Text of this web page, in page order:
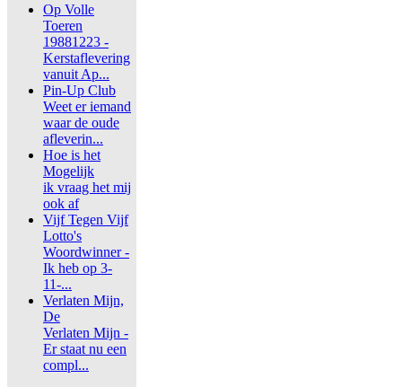
Op Volle
Toeren
19881223 -
Kerstaflevering
vanuit Ap...
Pin-Up Club
Weet er iemand
waar de oude
afleverin...
Hoe is het
Mogelijk
ik vraag het mij
ook af
Vijf Tegen Vijf
Lotto's
Woordwinner -
Ik heb op 3-
11-...
Verlaten Mijn,
De
Verlaten Mijn -
Er staat nu een
compl...